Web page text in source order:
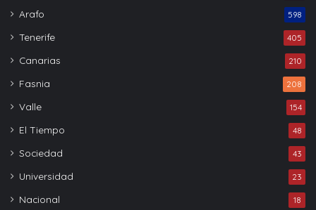
Arafo 598
Tenerife 405
Canarias 210
Fasnia 208
Valle 154
El Tiempo 48
Sociedad 43
Universidad 23
Nacional 18